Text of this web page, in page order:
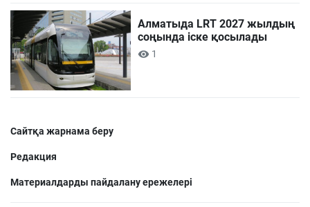
Алматыда LRT 2027 жылдың
соңында іске қосылады
1
Сайтқа жарнама беру
Редакция
Материалдарды пайдалану ережелері